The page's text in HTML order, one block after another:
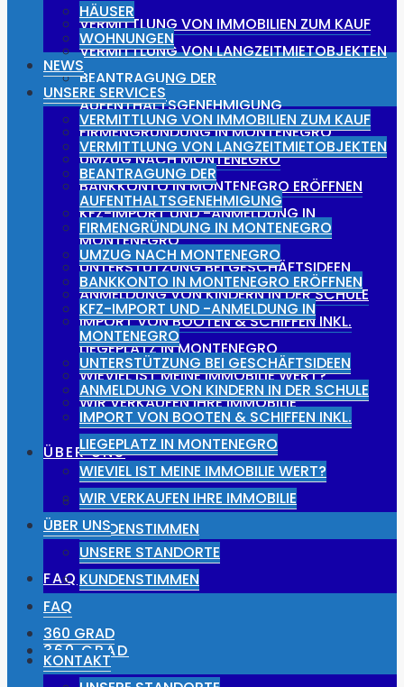
VERMITTLUNG VON IMMOBILIEN ZUM KAUF
VERMITTLUNG VON LANGZEITMIETOBJEKTEN
BEANTRAGUNG DER
AUFENTHALTSGENEHMIGUNG
FIRMENGRÜNDUNG IN MONTENEGRO
UMZUG NACH MONTENEGRO
BANKKONTO IN MONTENEGRO ERÖFFNEN
KFZ-IMPORT UND -ANMELDUNG IN
MONTENEGRO
UNTERSTÜTZUNG BEI GESCHÄFTSIDEEN
ANMELDUNG VON KINDERN IN DER SCHULE
IMPORT VON BOOTEN & SCHIFFEN INKL.
LIEGEPLATZ IN MONTENEGRO
WIEVIEL IST MEINE IMMOBILIE WERT?
WIR VERKAUFEN IHRE IMMOBILIE
ÜBER UNS
UNSERE STANDORTE
KUNDENSTIMMEN
FAQ
360 GRAD
HÄUSER
WOHNUNGEN
NEWS
UNSERE SERVICES
VERMITTLUNG VON IMMOBILIEN ZUM KAUF
VERMITTLUNG VON LANGZEITMIETOBJEKTEN
BEANTRAGUNG DER
AUFENTHALTSGENEHMIGUNG
FIRMENGRÜNDUNG IN MONTENEGRO
UMZUG NACH MONTENEGRO
BANKKONTO IN MONTENEGRO ERÖFFNEN
KFZ-IMPORT UND -ANMELDUNG IN
MONTENEGRO
UNTERSTÜTZUNG BEI GESCHÄFTSIDEEN
ANMELDUNG VON KINDERN IN DER SCHULE
IMPORT VON BOOTEN & SCHIFFEN INKL.
LIEGEPLATZ IN MONTENEGRO
WIEVIEL IST MEINE IMMOBILIE WERT?
WIR VERKAUFEN IHRE IMMOBILIE
ÜBER UNS
UNSERE STANDORTE
KUNDENSTIMMEN
FAQ
360 GRAD
KONTAKT